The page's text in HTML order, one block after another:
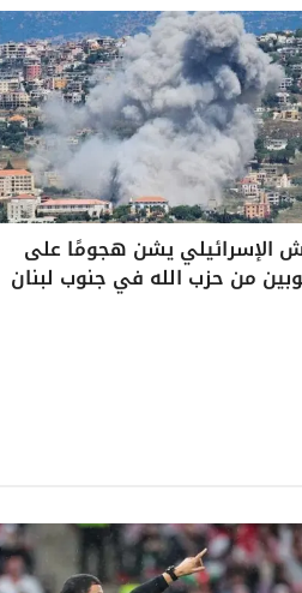
الإسرائيلي يشن هجومًا على
من حزب الله في جنوب لبنان